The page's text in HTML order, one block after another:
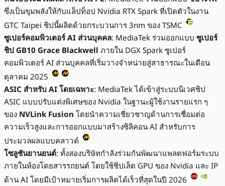
ซึ่งเป็นขุมพลังให้กับแล็ปท็อป Nvidia RTX Spark ที่เปิดตัวในงาน
GTC Taipei ชิปนี้ผลิตด้วยกระบวนการ 3nm ของ TSMC
ซูเปอร์คอมพิวเตอร์ AI ส่วนบุคคล: MediaTek ร่วมออกแบบ ซูเปอร์
ชิป GB10 Grace Blackwell ภายใน DGX Spark ซูเปอร์
คอมพิวเตอร์ AI ส่วนบุคคลที่เริ่มวางจำหน่ายสู่สาธารณะในเดือน
ตุลาคม 2025
ASIC สำหรับ AI โดยเฉพาะ: MediaTek ได้เข้าสู่ระบบนิเวศชิป
ASIC แบบปรับแต่งพิเศษของ Nvidia ในฐานะผู้ใช้งานรายแรก ๆ
ของ NVLink Fusion โดยนำความเชี่ยวชาญด้านการเชื่อมต่อ
ความเร็วสูงและการออกแบบมาสร้างซิลิคอน AI สำหรับการ
ประมวลผลแบบคลาวด์
โซลูชันยานยนต์: ทั้งสองบริษัทกำลังร่วมกันพัฒนาแพลตฟอร์มระบบ
ภายในห้องโดยสารรถยนต์ โดยใช้ชิปเล็ต GPU ของ Nvidia และ IP
ด้าน AI โดยมีเป้าหมายเริ่มการผลิตได้เร็วที่สุดในปี 2026